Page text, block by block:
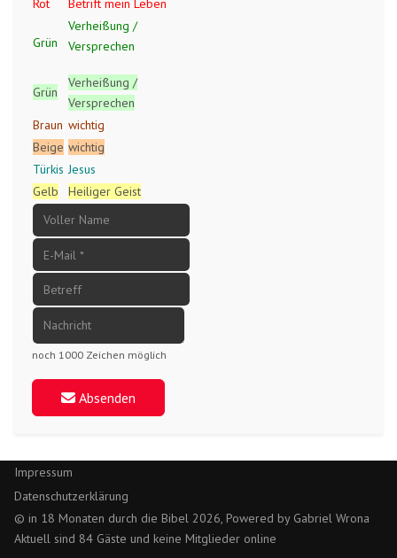
Rot
Betrift mein Leben
Grün
Verheißung /
Versprechen
Grün
Verheißung /
Versprechen
Braun wichtig
Beige wichtig
Türkis Jesus
Gelb
Heiliger Geist
noch 1000 Zeichen möglich
Absenden
Impressum
Datenschutzerklärung
© in 18 Monaten durch die Bibel 2026, Powered by Gabriel Wrona
Aktuell sind 84 Gäste und keine Mitglieder online